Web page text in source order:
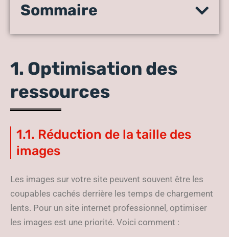
Secrets inattendus pour
site web High-Tech
Sommaire
1. Optimisation des
ressources
1.1. Réduction de la taille des
images
Les images sur votre site peuvent souvent être les
coupables cachés derrière les temps de chargement
lents. Pour un site internet professionnel, optimiser
les images est une priorité. Voici comment :